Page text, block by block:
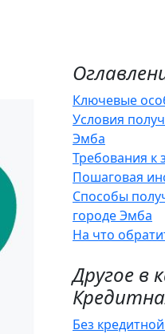
Ключевые
Условия
Эмба
Требования к
Пошаговая
Способы
городе Эмба
На что
Другое в
Без